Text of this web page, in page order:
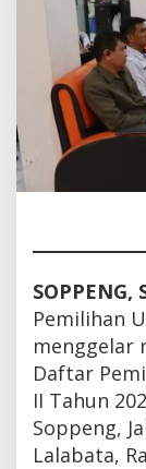
SOPPENG,
Pemilihan
menggelar
Daftar
II Tahun
Soppeng,
Lalabata,